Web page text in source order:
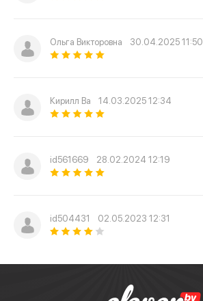
Ольга Викторовна 30.04.2025 11:50
Кирилл Ва 14.03.2025 12:34
id561669 28.02.2024 12:19
id504431 02.05.2023 12:31